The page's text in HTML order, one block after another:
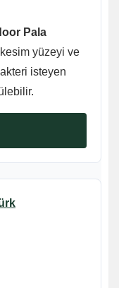
Pala
yüzeyi ve
isteyen